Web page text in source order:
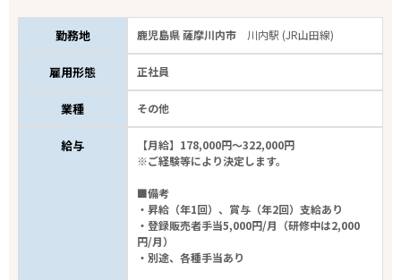
勤務地 鹿児島県 薩摩川内市 川内駅 (JR山田線)
雇用形態 正社員
業種 その他
給与
【月給】178,000円～322,000円
※ご経験等により決定します。
■備考
・昇給（年1回）、賞与（年2回）支給あり
・登録販売者手当5,000円/月（研修中は2,000
円/月）
・別途、各種手当あり